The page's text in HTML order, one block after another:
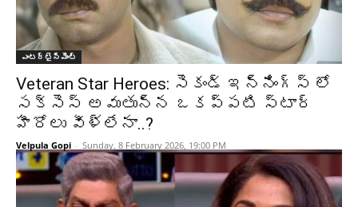
ఎంటర్టైన్మెంట్
Veteran Star Heroes: సెకండ్ ఇన్నింగ్స్ లో
సక్సెస్ అవుతున్న ఒకప్పటి స్టార్
హీరోలు వీళ్లేనా..?
Velpula Gopi - Sunday, 8 February 2026, 19:00 PM